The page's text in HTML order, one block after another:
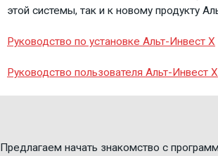
этой системы, так и к новому продукту
Руководство по установке Альт-Инвест Х
Руководство пользователя Альт-Инвест Х
Предлагаем начать знакомство с